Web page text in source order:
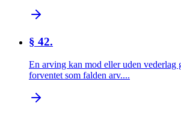
§ 42.
En arving kan mod eller uden vederlag
forventet som falden arv....